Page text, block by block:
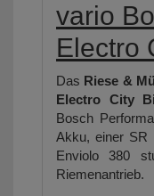
vario
Electro
Das Riese &
Electro City
Bosch
Akku, einer SR
Enviolo 380
Riemenantrieb.